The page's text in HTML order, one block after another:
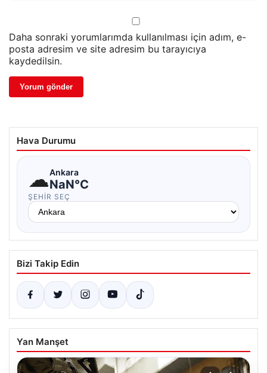
Daha sonraki yorumlarımda kullanılması için adım, e-
posta adresim ve site adresim bu tarayıcıya
kaydedilsin.
Hava Durumu
☁Ankara
NaN°C
ŞEHIR SEÇ
Bizi Takip Edin
Yan Manşet